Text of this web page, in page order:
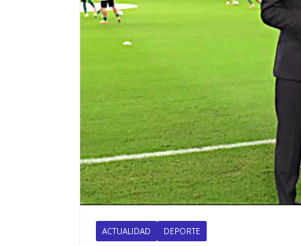
ACTUALIDAD DEPORTE